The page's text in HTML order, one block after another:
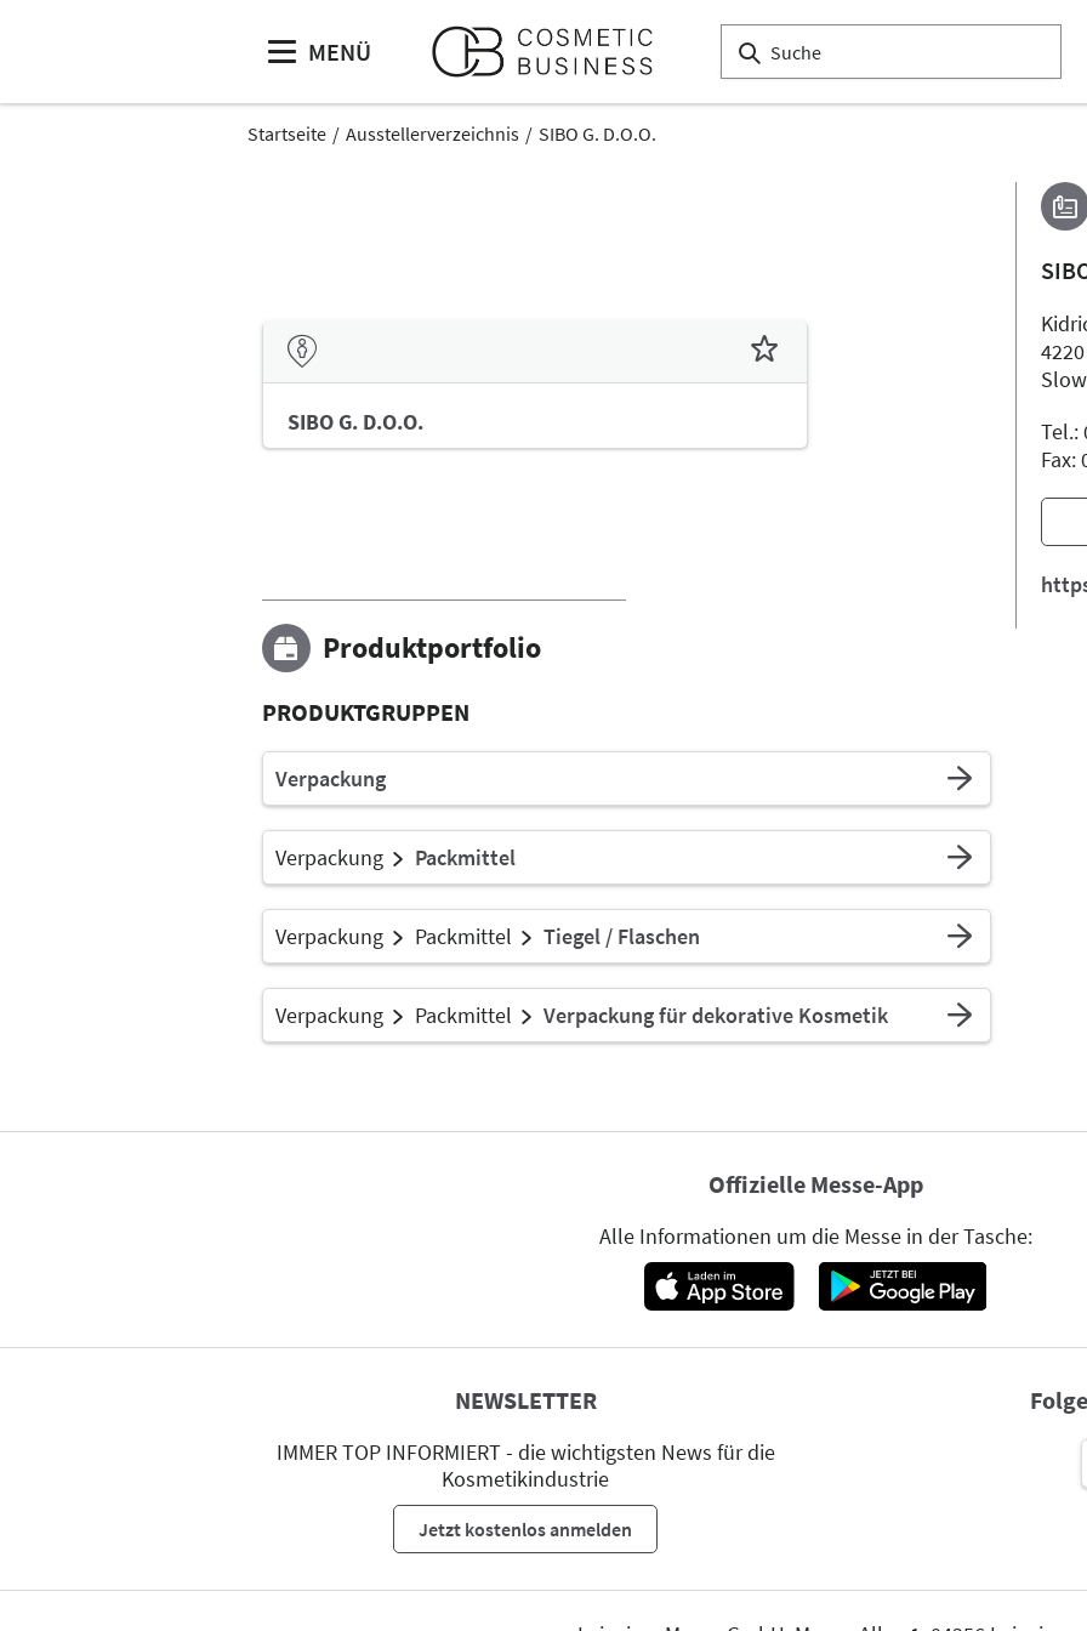
MENÜ
Startseite Ausstellerverzeichnis SIBO G. D.O.O.
SIBO G. D.O.O.
Produktportfolio
PRODUKTGRUPPEN
Verpackung
Verpackung Packmittel
Verpackung Packmittel Tiegel / Flaschen
Verpackung Packmittel Verpackung für dekorative Kosmetik
Tel.:
Fax:
Offizielle Messe-App
Alle Informationen um die Messe in der Tasche:
NEWSLETTER
IMMER TOP INFORMIERT - die wichtigsten News für die
Kosmetikindustrie
Jetzt kostenlos anmelden